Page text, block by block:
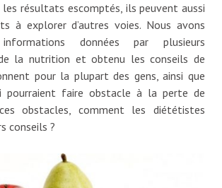
les résultats escomptés, ils peuvent aussi
à explorer d’autres voies. Nous avons
données par plusieurs
la nutrition et obtenu les conseils de
pour la plupart des gens, ainsi que
pourraient faire obstacle à la perte de
obstacles, comment les diététistes
conseils ?